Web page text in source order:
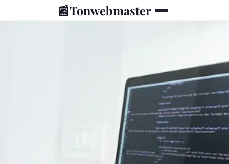
📰Tonwebmaster